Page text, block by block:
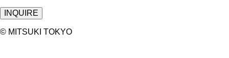
©︎ MITSUKI TOKYO